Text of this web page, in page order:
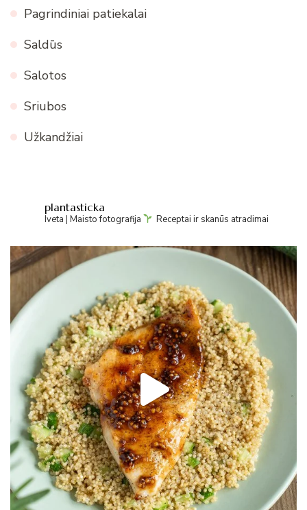
Pagrindiniai patiekalai
Saldūs
Salotos
Sriubos
Užkandžiai
plantasticka
Iveta | Maisto fotografija Receptai ir skanūs atradimai